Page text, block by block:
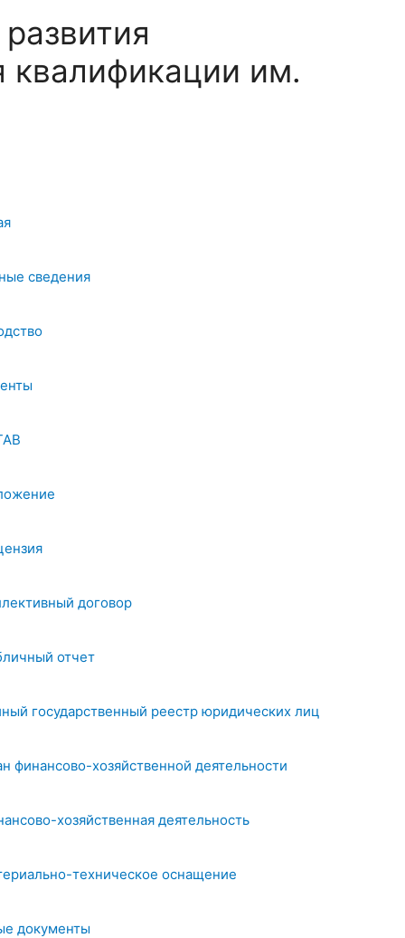
квалификации им.
сведения
договор
отчет
государственный реестр юридических лиц
финансово-хозяйственной деятельности
хозяйственная деятельность
техническое оснащение
документы